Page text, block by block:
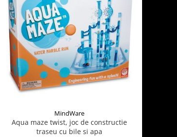
MindWare
Aqua maze twist, joc de constructie
traseu cu bile si apa